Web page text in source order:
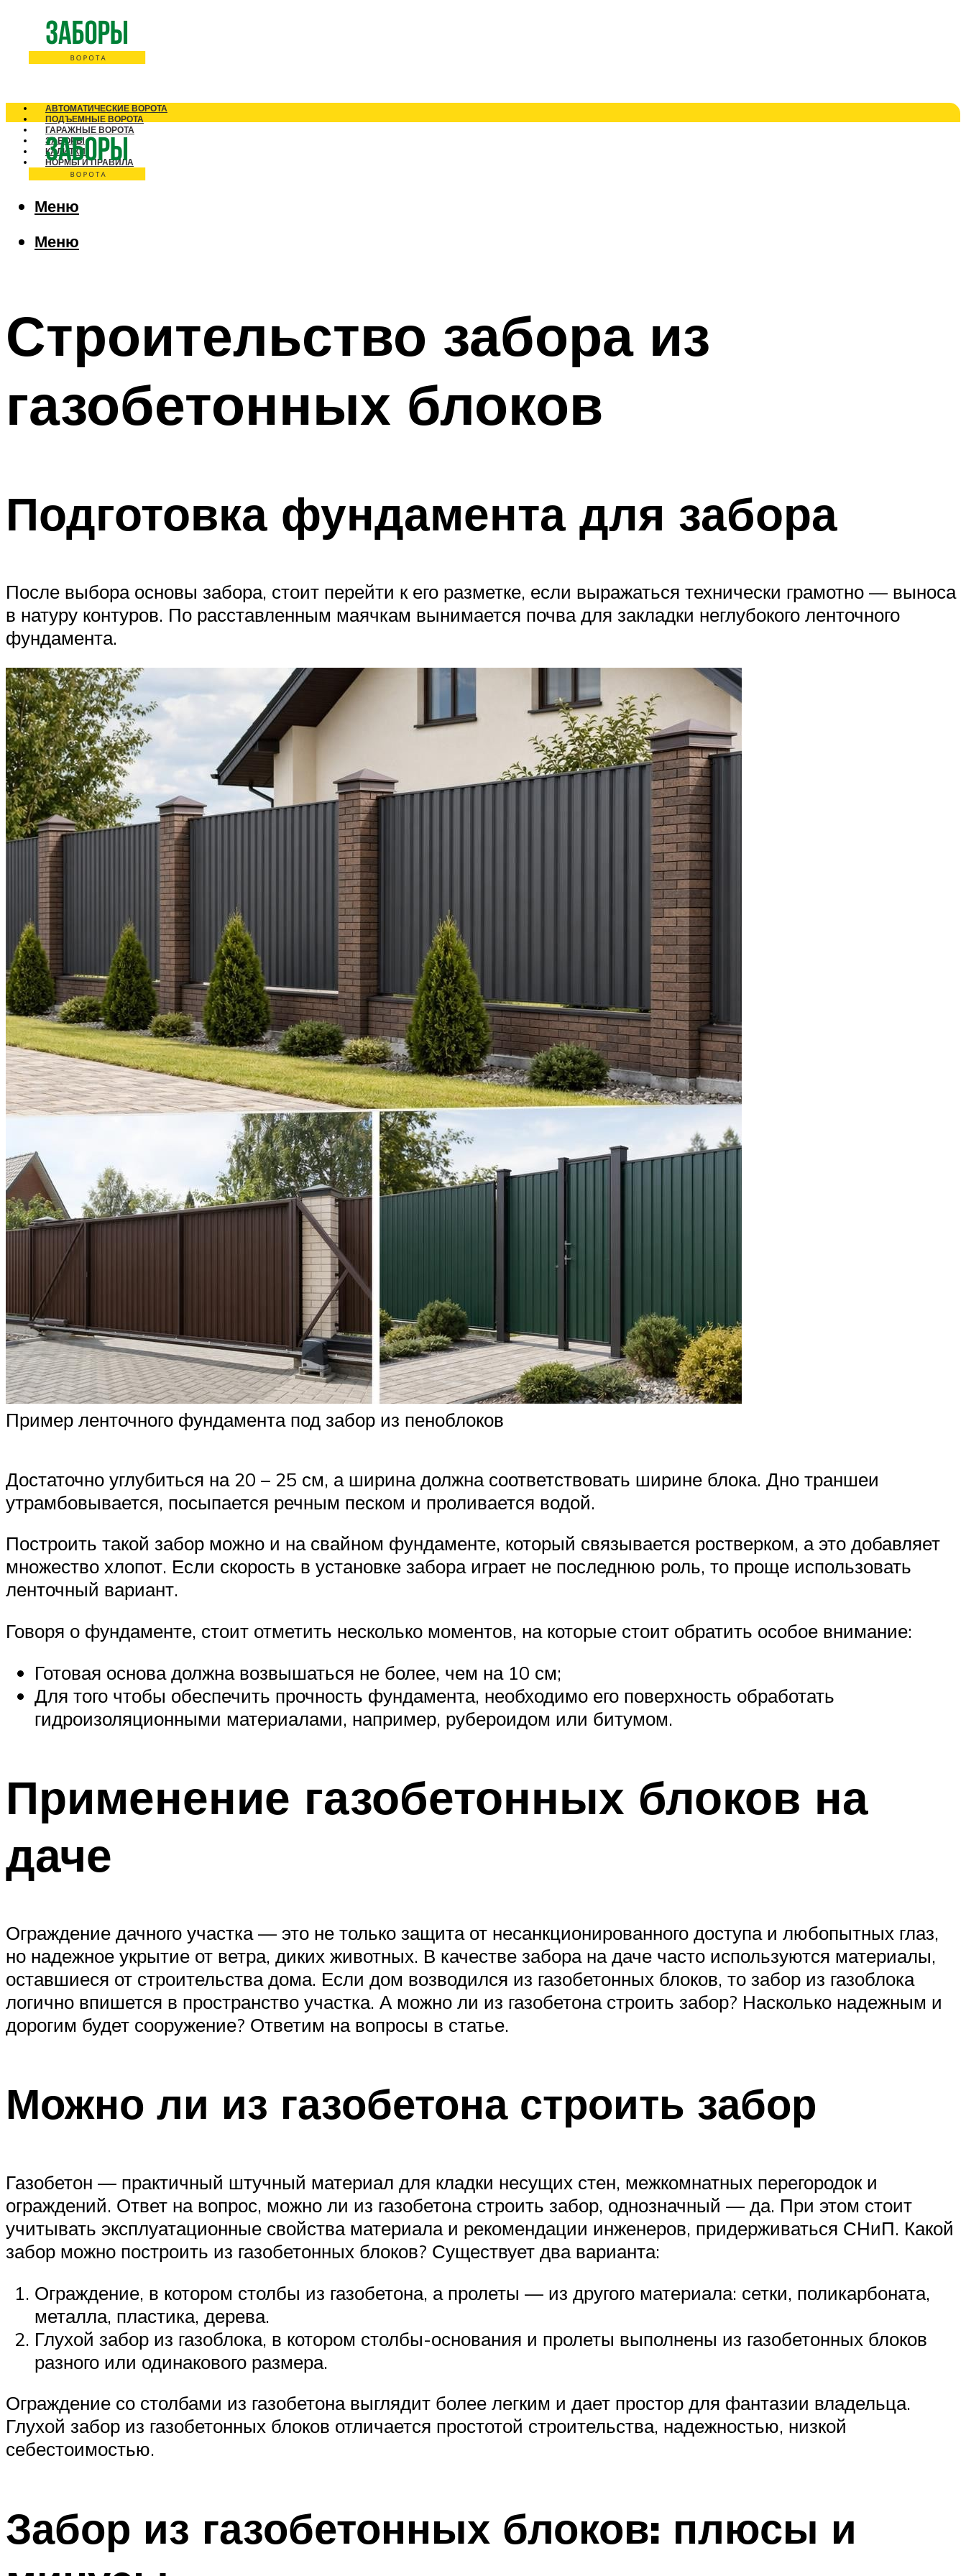
АВТОМАТИЧЕСКИЕ ВОРОТА
ПОДЪЕМНЫЕ ВОРОТА
ГАРАЖНЫЕ ВОРОТА
ЗАБОРЫ
КАЛИТКИ
НОРМЫ И ПРАВИЛА
Меню
Меню
Строительство забора из
газобетонных блоков
Подготовка фундамента для забора
После выбора основы забора, стоит перейти к его разметке, если выражаться технически грамотно — выноса
в натуру контуров. По расставленным маячкам вынимается почва для закладки неглубокого ленточного
фундамента.
Пример ленточного фундамента под забор из пеноблоков
Достаточно углубиться на 20 – 25 см, а ширина должна соответствовать ширине блока. Дно траншеи
утрамбовывается, посыпается речным песком и проливается водой.
Построить такой забор можно и на свайном фундаменте, который связывается ростверком, а это добавляет
множество хлопот. Если скорость в установке забора играет не последнюю роль, то проще использовать
ленточный вариант.
Говоря о фундаменте, стоит отметить несколько моментов, на которые стоит обратить особое внимание:
Готовая основа должна возвышаться не более, чем на 10 см;
Для того чтобы обеспечить прочность фундамента, необходимо его поверхность обработать
гидроизоляционными материалами, например, рубероидом или битумом.
Применение газобетонных блоков на
даче
Ограждение дачного участка — это не только защита от несанкционированного доступа и любопытных глаз,
но надежное укрытие от ветра, диких животных. В качестве забора на даче часто используются материалы,
оставшиеся от строительства дома. Если дом возводился из газобетонных блоков, то забор из газоблока
логично впишется в пространство участка. А можно ли из газобетона строить забор? Насколько надежным и
дорогим будет сооружение? Ответим на вопросы в статье.
Можно ли из газобетона строить забор
Газобетон — практичный штучный материал для кладки несущих стен, межкомнатных перегородок и
ограждений. Ответ на вопрос, можно ли из газобетона строить забор, однозначный — да. При этом стоит
учитывать эксплуатационные свойства материала и рекомендации инженеров, придерживаться СНиП. Какой
забор можно построить из газобетонных блоков? Существует два варианта:
Ограждение, в котором столбы из газобетона, а пролеты — из другого материала: сетки, поликарбоната,
металла, пластика, дерева.
Глухой забор из газоблока, в котором столбы-основания и пролеты выполнены из газобетонных блоков
разного или одинакового размера.
Ограждение со столбами из газобетона выглядит более легким и дает простор для фантазии владельца.
Глухой забор из газобетонных блоков отличается простотой строительства, надежностью, низкой
себестоимостью.
Забор из газобетонных блоков: плюсы и